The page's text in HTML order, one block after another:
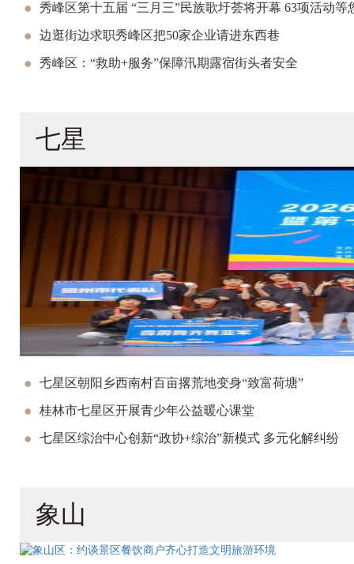
秀峰区第十五届 “三月三”民族歌圩荟将开幕 63项活动等
边逛街边求职秀峰区把50家企业请进东西巷
秀峰区：“救助+服务”保障汛期露宿街头者安全
七星
七星区朝阳乡西南村百亩撂荒地变身“致富荷塘”
桂林市七星区开展青少年公益暖心课堂
七星区综治中心创新“政协+综治”新模式 多元化解纠纷
象山